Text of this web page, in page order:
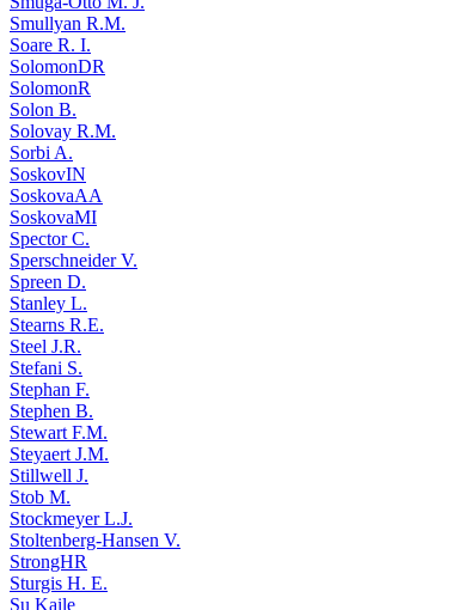
Smullyan R.M.
Soare R. I.
SolomonDR
SolomonR
Solon B.
Solovay R.M.
Sorbi A.
SoskovIN
SoskovaAA
SoskovaMI
Spector C.
Sperschneider V.
Spreen D.
Stanley L.
Stearns R.E.
Steel J.R.
Stefani S.
Stephan F.
Stephen B.
Stewart F.M.
Steyaert J.M.
Stillwell J.
Stob M.
Stockmeyer L.J.
Stoltenberg-Hansen V.
StrongHR
Sturgis H. E.
Su Kaile